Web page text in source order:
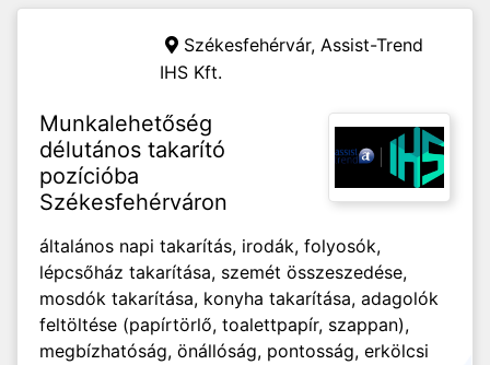
Székesfehérvár, Assist-Trend
IHS Kft.
Munkalehetőség
délutános takarító
pozícióba
Székesfehérváron
általános napi takarítás, irodák, folyosók,
lépcsőház takarítása, szemét összeszedése,
mosdók takarítása, konyha takarítása, adagolók
feltöltése (papírtörlő, toalettpapír, szappan),
megbízhatóság, önállóság, pontosság, erkölcsi